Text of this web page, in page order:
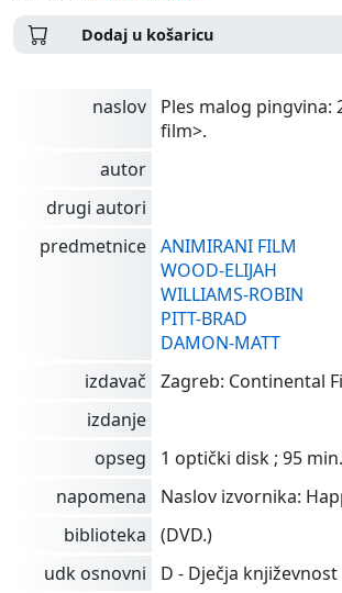
Dodaj u košaricu
naslov
Ples malog pingvina:
film>.
autor
drugi autori
predmetnice ANIMIRANI FILM
WOOD-ELIJAH
WILLIAMS-ROBIN
PITT-BRAD
DAMON-MATT
izdavač
Zagreb: Continental
izdanje
opseg
1 optički disk ; 95
napomena
Naslov izvornika:
biblioteka
(DVD.)
udk osnovni
D - Dječja književnost